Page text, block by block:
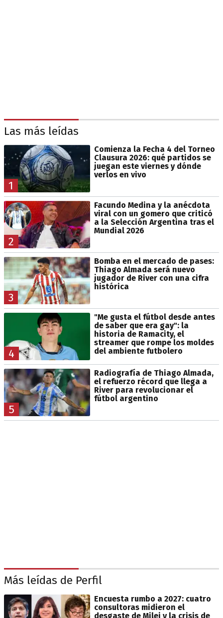
Las más leídas
1
Comienza la Fecha 4 del Torneo
Clausura 2026: qué partidos se
juegan este viernes y dónde
verlos en vivo
2
Facundo Medina y la anécdota
viral con un gomero que criticó
a la Selección Argentina tras el
Mundial 2026
3
Bomba en el mercado de pases:
Thiago Almada será nuevo
jugador de River con una cifra
histórica
4
"Me gusta el fútbol desde antes
de saber que era gay": la
historia de Ramacity, el
streamer que rompe los moldes
del ambiente futbolero
5
Radiografía de Thiago Almada,
el refuerzo récord que llega a
River para revolucionar el
fútbol argentino
Más leídas de Perfil
Encuesta rumbo a 2027: cuatro
consultoras midieron el
desgaste de Milei y la crisis de